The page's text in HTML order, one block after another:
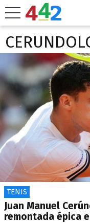
TENIS
Juan Manuel
remontada épica